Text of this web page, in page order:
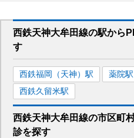
西鉄天神大牟田線の駅から
す
西鉄福岡（天神）駅 薬院駅
西鉄久留米駅
西鉄天神大牟田線の市区町
診を探す